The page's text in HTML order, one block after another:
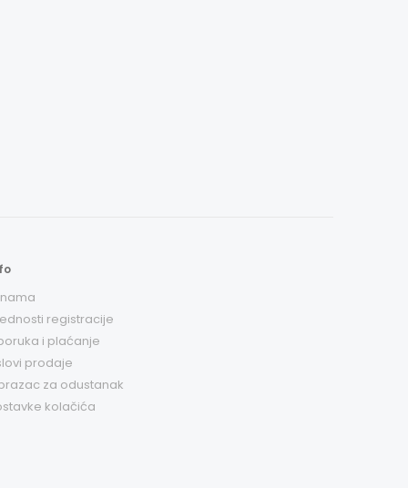
registracije
i plaćanje
prodaje
za odustanak
kolačića